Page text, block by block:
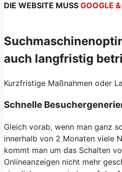
DIE WEBSITE MUSS GOOGLE
auch langfristig
Kurzfristige Maßnahmen oder
Schnelle
Gleich vorab, wenn man ganz
innerhalb von 2 Monaten viele
kommt man um das Schalten
Onlineanzeigen nicht mehr